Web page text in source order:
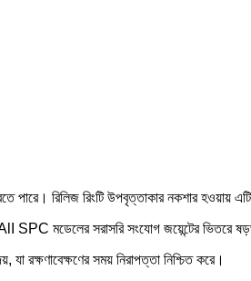
পারে। রিলিজ রিংটি উপবৃত্তাকার নকশার হওয়ায়
মডেলের সরাসরি সংযোগ জয়েন্টের ভিতরে
রক্ষণাবেক্ষণের সময় নিরাপত্তা নিশ্চিত করে।